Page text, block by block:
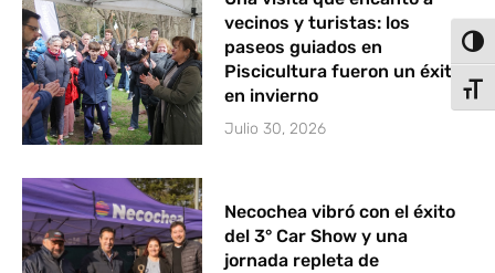
vecinos y turistas: los
paseos guiados en
Piscicultura fueron un éxito
en invierno
Julio 30, 2026
Necochea vibró con el éxito
del 3° Car Show y una
jornada repleta de